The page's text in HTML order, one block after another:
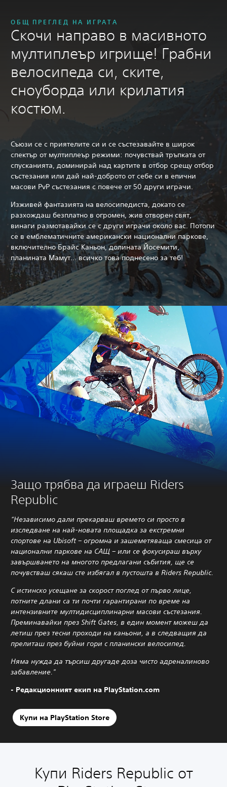
ОБЩ ПРЕГЛЕД НА ИГРАТА
Скочи направо в масивното
мултиплеър игрище! Грабни
велосипеда си, ските,
сноуборда или крилатия
костюм.
Съюзи се с приятелите си и се състезавайте в широк
спектър от мултиплеър режими: почувствай тръпката от
спусканията, доминирай над картите в отбор срещу отбор
състезания или дай най-доброто от себе си в епични
масови PvP състезания с повече от 50 други играчи.
Изживей фантазията на велосипедиста, докато се
разхождаш безплатно в огромен, жив отворен свят,
винаги размотавайки се с други играчи около вас. Потопи
се в емблематичните американски национални паркове,
включително Брайс Каньон, долината Йосемити,
планината Мамут... всичко това поднесено за теб!
Защо трябва да играеш Riders
Republic
“Независимо дали прекарваш времето си просто в
изследване на най-новата площадка за екстремни
спортове на Ubisoft – огромна и зашеметяваща смесица от
национални паркове на САЩ – или се фокусираш върху
завършването на многото предлагани събития, ще се
почувстваш сякаш сте избягал в пустошта в Riders Republic.
С истинско усещане за скорост поглед от първо лице,
потните длани са ти почти гарантирани по време на
интензивните мултидисциплинарни масови състезания.
Преминавайки през Shift Gates, в един момент можеш да
летиш през тесни проходи на каньони, а в следващия да
прелиташ през буйни гори с планински велосипед.
Няма нужда да търсиш другаде доза чисто адреналиново
забавление."
- Редакционният екип на PlayStation.com
Купи на PlayStation Store
Купи Riders Republic от